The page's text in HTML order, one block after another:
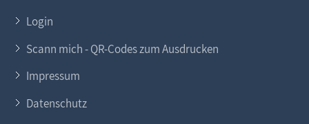
Login
Scann mich - QR-Codes zum Ausdrucken
Impressum
Datenschutz